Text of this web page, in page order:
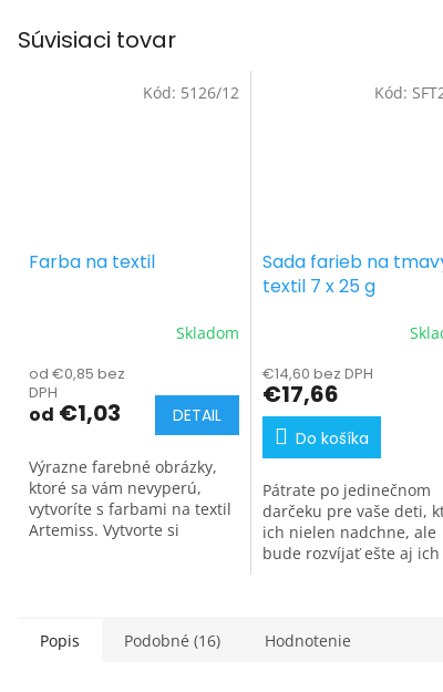
Súvisiaci tovar
Farba na textil
Skladom
od €0,85 bez
DPH
od €1,03 DETAIL
Výrazne farebné obrázky,
ktoré sa vám nevyperú,
vytvoríte s farbami na textil
Artemiss. Vytvorte si
Kód: 5126/12
Sada farieb na
textil 7 x 25 g
€14,60 bez DPH
€17,66
Do košíka
Pátrate po jedinečnom
darčeku pre vaše deti,
ich nielen nadchne, ale
bude rozvíjať ešte aj ich
priateľa...
Kód:
Popis Podobné (16) Hodnotenie